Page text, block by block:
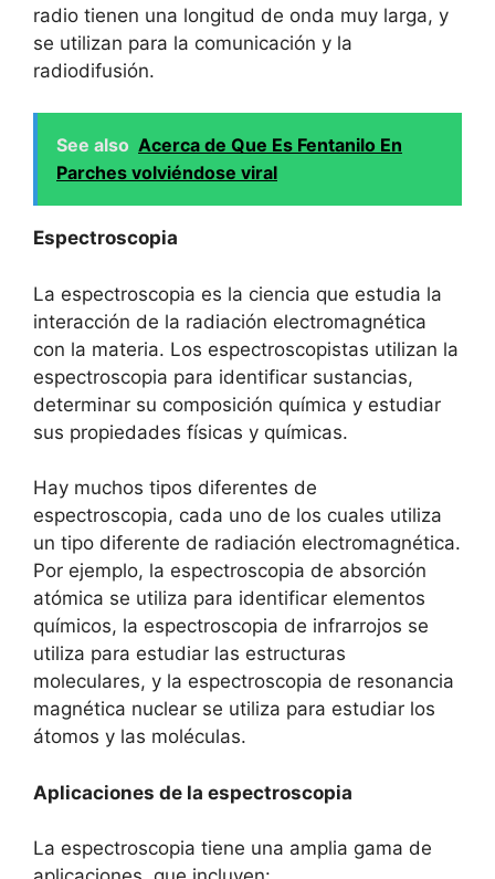
radio tienen una longitud de onda muy larga, y
se utilizan para la comunicación y la
radiodifusión.
See also Acerca de Que Es Fentanilo En
Parches volviéndose viral
Espectroscopia
La espectroscopia es la ciencia que estudia la
interacción de la radiación electromagnética
con la materia. Los espectroscopistas utilizan la
espectroscopia para identificar sustancias,
determinar su composición química y estudiar
sus propiedades físicas y químicas.
Hay muchos tipos diferentes de
espectroscopia, cada uno de los cuales utiliza
un tipo diferente de radiación electromagnética.
Por ejemplo, la espectroscopia de absorción
atómica se utiliza para identificar elementos
químicos, la espectroscopia de infrarrojos se
utiliza para estudiar las estructuras
moleculares, y la espectroscopia de resonancia
magnética nuclear se utiliza para estudiar los
átomos y las moléculas.
Aplicaciones de la espectroscopia
La espectroscopia tiene una amplia gama de